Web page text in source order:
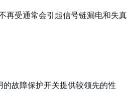
再受通常会引起信号链漏电和失真
故障保护开关提供较领先的性